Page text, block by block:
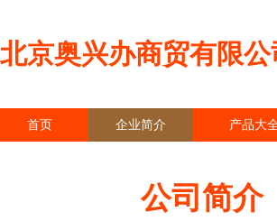
北京奥兴办商贸有限公
首页 企业简介 产品大
公司简介